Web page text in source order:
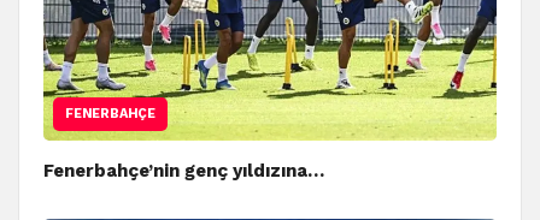
FENERBAHÇE
Fenerbahçe’nin genç yıldızına…